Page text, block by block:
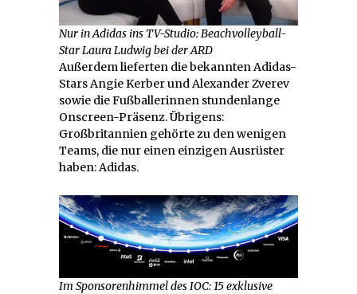
Nur in Adidas ins TV-Studio: Beachvolleyball-
Star Laura Ludwig bei der ARD
Außerdem lieferten die bekannten Adidas-
Stars Angie Kerber und Alexander Zverev
sowie die Fußballerinnen stundenlange
Onscreen-Präsenz. Übrigens:
Großbritannien gehörte zu den wenigen
Teams, die nur einen einzigen Ausrüster
haben: Adidas.
Im Sponsorenhimmel des IOC: 15 exklusive